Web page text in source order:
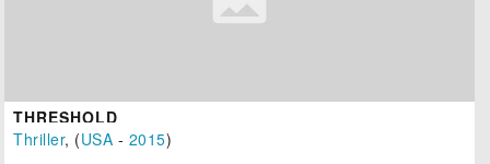
THRESHOLD
Thriller, (USA - 2015)